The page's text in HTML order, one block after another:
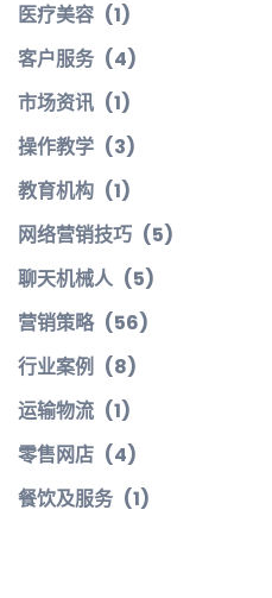
医疗美容 (1)
客户服务 (4)
市场资讯 (1)
操作教学 (3)
教育机构 (1)
网络营销技巧 (5)
聊天机械人 (5)
营销策略 (56)
行业案例 (8)
运输物流 (1)
零售网店 (4)
餐饮及服务 (1)